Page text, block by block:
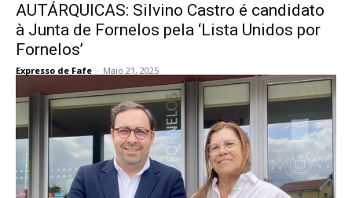
AUTÁRQUICAS: Silvino Castro é candidato
à Junta de Fornelos pela ‘Lista Unidos por
Fornelos’
Expresso de Fafe - Maio 21, 2025